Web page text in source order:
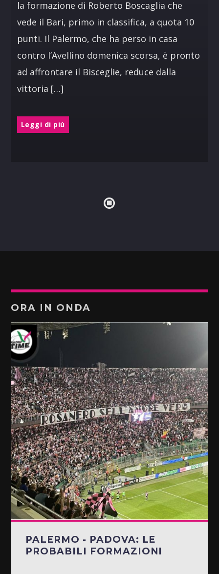
la formazione di Roberto Boscaglia che
vede il Bari, primo in classifica, a quota 10
punti. Il Palermo, che ha perso in casa
contro l’Avellino domenica scorsa, è pronto
ad affrontare il Bisceglie, reduce dalla
vittoria […]
Leggi di più
ORA IN ONDA
PALERMO - PADOVA: LE
PROBABILI FORMAZIONI